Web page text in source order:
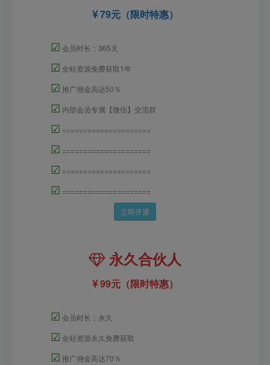
79元（限时特惠）
☑ 会员时长：365天
☑ 全站资源免费获取1年
☑ 推广佣金高达50％
☑ 内部会员专属【微信】交流群
☑ =====================
☑ =====================
☑ =====================
☑ =====================
立即开通
永久合伙人
99元（限时特惠）
☑ 会员时长：永久
☑ 全站资源永久免费获取
☑ 推广佣金高达70％